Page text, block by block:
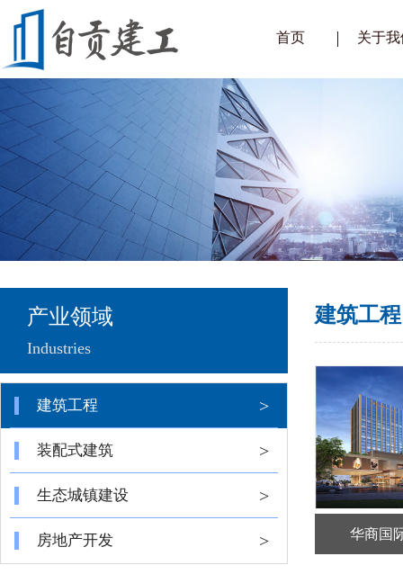
首页 关于我
组织架
企业荣
产业领域
Industries
建筑工程 >
装配式建筑 >
生态城镇建设 >
房地产开发 >
建筑工程
华商国